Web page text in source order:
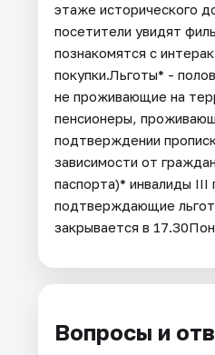
этаже исторического
посетители увидят
познакомятся с
покупки.Льготы* -
не проживающие на
пенсионеры,
подтверждении
зависимости от
паспорта)* инвалиды
подтверждающие
закрывается в
Вопросы и